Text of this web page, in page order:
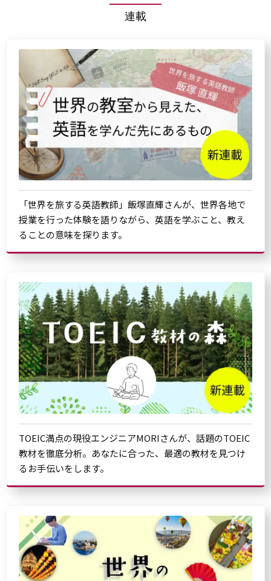
連載
「世界を旅する英語教師」飯塚直輝さんが、世界各地で
授業を行った体験を語りながら、英語を学ぶこと、教え
ることの意味を探ります。
TOEIC満点の現役エンジニアMORIさんが、話題のTOEIC
教材を徹底分析。あなたに合った、最適の教材を見つけ
るお手伝いをします。